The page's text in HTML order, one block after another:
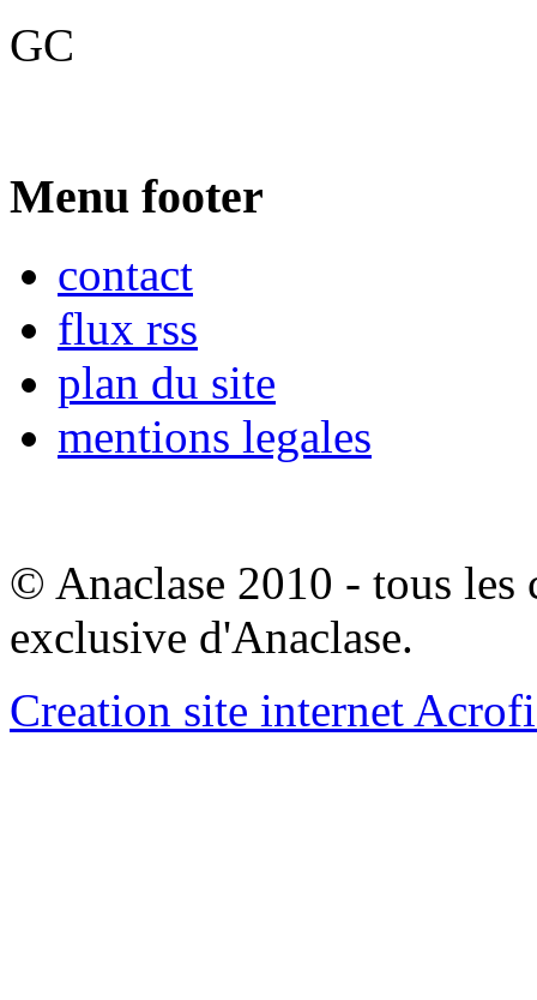
GC
Menu footer
contact
flux rss
plan du site
mentions legales
© Anaclase 2010 - tous les
exclusive d'Anaclase.
Creation site internet